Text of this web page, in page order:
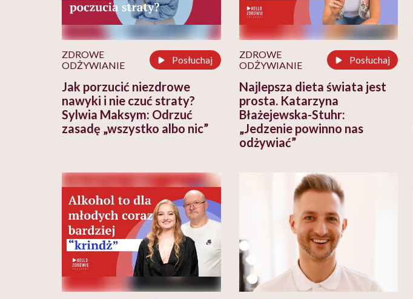
ZDROWE
ODŻYWIANIE
Posłuchaj
Jak porzucić niezdrowe
nawyki i nie czuć straty?
Sylwia Maksym: Odrzuć
zasadę „wszystko albo nic”
ZDROWE
ODŻYWIANIE
Posłuchaj
Najlepsza dieta świata jest
prosta. Katarzyna
Błażejewska-Stuhr:
„Jedzenie powinno nas
odżywiać”